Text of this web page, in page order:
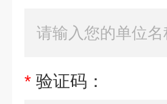
* 验证码：